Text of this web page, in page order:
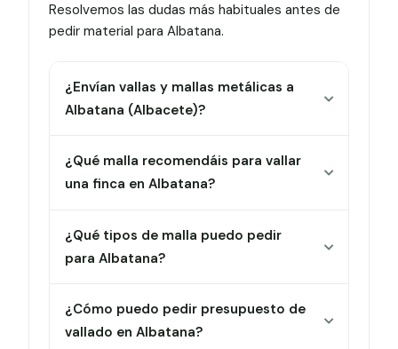
Resolvemos las dudas más habituales antes de
pedir material para Albatana.
¿Envían vallas y mallas metálicas a
Albatana (Albacete)?
¿Qué malla recomendáis para vallar
una finca en Albatana?
¿Qué tipos de malla puedo pedir
para Albatana?
¿Cómo puedo pedir presupuesto de
vallado en Albatana?